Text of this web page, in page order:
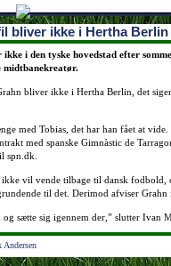
bliver ikke i Hertha Berlin
ikke i den tyske hovedstad efter
midtbanekreatør.
bliver ikke i Hertha Berlin, det
med Tobias, det har han fået at
med spanske Gimnàstic de
spn.dk.
vil vende tilbage til dansk fodbold,
til det. Derimod afviser
sætte sig igennem der,” slutter Ivan
Andersen